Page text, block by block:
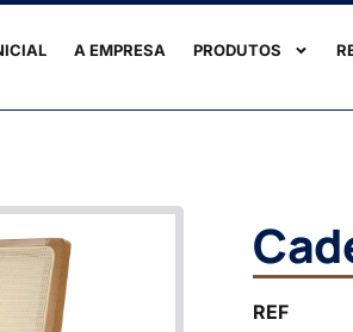
A EMPRESA PRODUTOS
REF